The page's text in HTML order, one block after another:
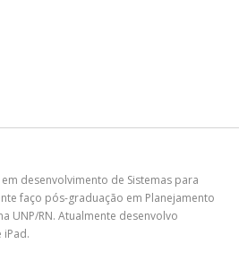
desenvolvimento de Sistemas para
faço pós-graduação em Planejamento
UNP/RN. Atualmente desenvolvo
iPad.